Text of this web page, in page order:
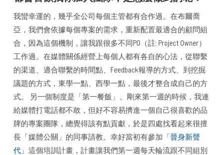
我蠻幸運的，幾乎全公司每個主管都有合作過。在布爾喬
亞，我們會依據每個專案的需求，重新配置最適合的顧問組
合，因為這個機制，讓我跟很多不同PO（註: Project Owner）
工作過。在媒體關係經營上每個人都有各自的心法，從聯繫
的渠道、適合聯繫的時間點、Feedback報導的方式、到挖掘
議題的方式，東學一點、西學一點，最後才整合成自己的方
式。 另一個制度是「第一餐飯」。剛來第一週的時候，我連
給媒體打電話都不敢，但好不容易擠進一個自己很喜歡的品
牌的專案團隊，總覺得該有點貢獻，於是四處找看起來很擅
長「媒體公關」的同事請教。幸好當初有參加 「晉身新聲
代」 這個培訓計畫，計畫讓我們第一週每天輪流跟不同組別